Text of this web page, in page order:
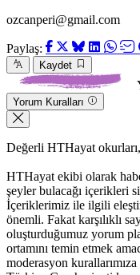
ozcanperi@gmail.com
Paylaş:
Kaydet
Yorum Kuralları
Değerli HTHayat okurları,
HTHayat ekibi olarak
şeyler bulacağı içerikleri
İçeriklerimiz ile ilgili
önemli. Fakat karşılıklı
oluşturduğumuz yorum
ortamını temin etmek
moderasyon